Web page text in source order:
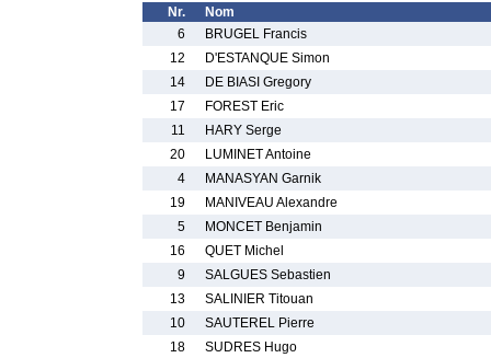
Nr.
Nom
6
BRUGEL Francis
12
D'ESTANQUE Simon
14
DE BIASI Gregory
17
FOREST Eric
11
HARY Serge
20
LUMINET Antoine
4
MANASYAN Garnik
19
MANIVEAU Alexandre
5
MONCET Benjamin
16
QUET Michel
9
SALGUES Sebastien
13
SALINIER Titouan
10
SAUTEREL Pierre
18
SUDRES Hugo